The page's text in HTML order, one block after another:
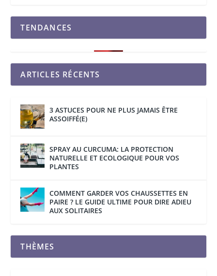
TENDANCES
ARTICLES RÉCENTS
3 ASTUCES POUR NE PLUS JAMAIS ÊTRE
ASSOIFFÉ(E)
SPRAY AU CURCUMA: LA PROTECTION
NATURELLE ET ECOLOGIQUE POUR VOS
PLANTES
COMMENT GARDER VOS CHAUSSETTES EN
PAIRE ? LE GUIDE ULTIME POUR DIRE ADIEU
AUX SOLITAIRES
THÈMES